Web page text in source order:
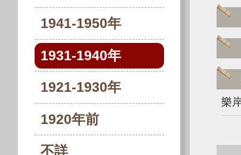
1941-1950年
1931-1940年
1921-1930年
1920年前
不詳
樂